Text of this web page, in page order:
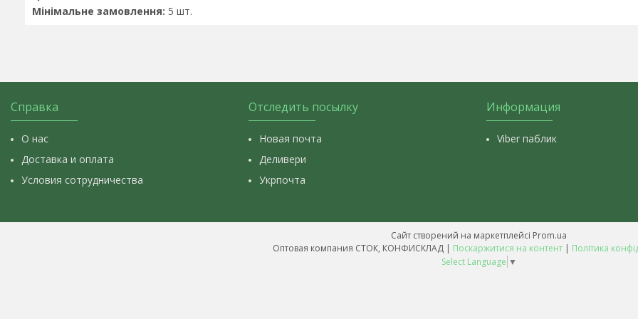
Мінімальне замовлення: 5 шт.
Справка
О нас
Доставка и оплата
Условия сотрудничества
Отследить посылку
Новая почта
Деливери
Укрпочта
Информация
Viber паблик
Сайт створений на маркетплейсі Prom.ua
Оптовая компания СТОК, КОНФИСКЛАД | Поскаржитися на контент | Політика
Select Language ▼